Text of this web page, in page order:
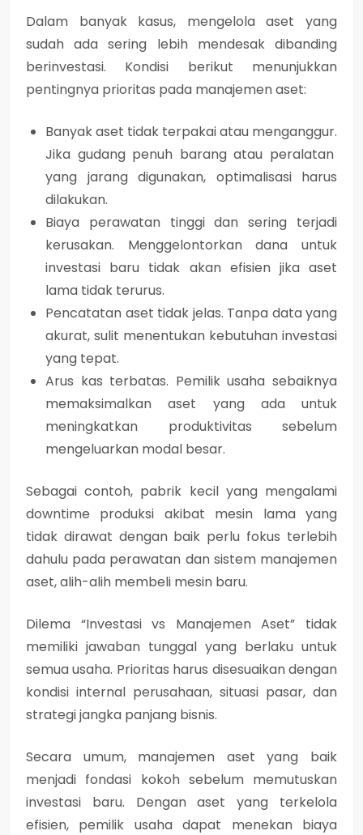
Dalam banyak kasus, mengelola aset yang
sudah ada sering lebih mendesak dibanding
berinvestasi. Kondisi berikut menunjukkan
pentingnya prioritas pada manajemen aset:
Banyak aset tidak terpakai atau menganggur.
Jika gudang penuh barang atau peralatan
yang jarang digunakan, optimalisasi harus
dilakukan.
Biaya perawatan tinggi dan sering terjadi
kerusakan. Menggelontorkan dana untuk
investasi baru tidak akan efisien jika aset
lama tidak terurus.
Pencatatan aset tidak jelas. Tanpa data yang
akurat, sulit menentukan kebutuhan investasi
yang tepat.
Arus kas terbatas. Pemilik usaha sebaiknya
memaksimalkan aset yang ada untuk
meningkatkan produktivitas sebelum
mengeluarkan modal besar.
Sebagai contoh, pabrik kecil yang mengalami
downtime produksi akibat mesin lama yang
tidak dirawat dengan baik perlu fokus terlebih
dahulu pada perawatan dan sistem manajemen
aset, alih-alih membeli mesin baru.
Dilema “Investasi vs Manajemen Aset” tidak
memiliki jawaban tunggal yang berlaku untuk
semua usaha. Prioritas harus disesuaikan dengan
kondisi internal perusahaan, situasi pasar, dan
strategi jangka panjang bisnis.
Secara umum, manajemen aset yang baik
menjadi fondasi kokoh sebelum memutuskan
investasi baru. Dengan aset yang terkelola
efisien, pemilik usaha dapat menekan biaya